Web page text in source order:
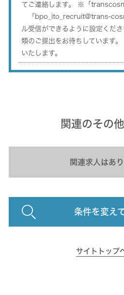
てご連絡します。 ※「
「bpo_ito_recruit@trans-
ル受信ができるように設定くだ
類のご提出をお待ちしています
いたします。
関連のその
関連求人はあ
条件を変え
サイトトップ